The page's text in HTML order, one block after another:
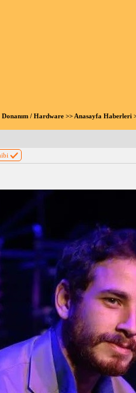
Donanım / Hardware>> Anasayfa Haberleri